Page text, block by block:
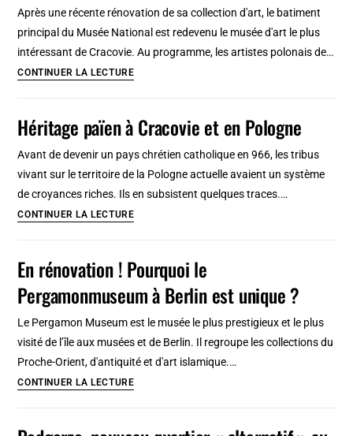
Après une récente rénovation de sa collection d'art, le batiment
principal du Musée National est redevenu le musée d'art le plus
intéressant de Cracovie. Au programme, les artistes polonais de…
CONTINUER LA LECTUREGénial
de
Cracovie
Art
moderne
deco
Héritage païen à Cracovie et en Pologne
Avant de devenir un pays chrétien catholique en 966, les tribus
vivant sur le territoire de la Pologne actuelle avaient un système
de croyances riches. Ils en subsistent quelques traces.…
CONTINUER LA LECTUREHéritage
Cracovie
et
En rénovation ! Pourquoi le
Pergamonmuseum à Berlin est unique ?
Le Pergamon Museum est le musée le plus prestigieux et le plus
visité de l’île aux musées et de Berlin. Il regroupe les collections du
Proche-Orient, d'antiquité et d'art islamique.…
CONTINUER LA LECTUREEn